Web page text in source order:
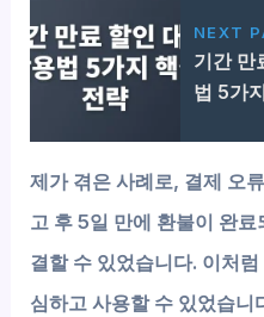
NEXT
기간 만
법 5가
제가 겪은 사례로, 결제 오
고 후 5일 만에 환불이 완
결할 수 있었습니다. 이처
심하고 사용할 수 있었습니